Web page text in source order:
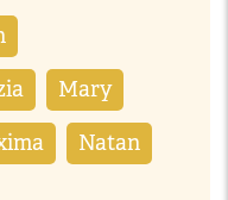
Mary
Natan